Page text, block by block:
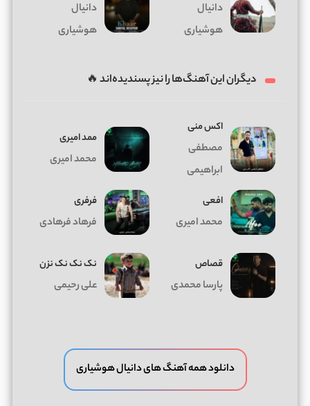
دانیال
هوشیاری
دانیال
هوشیاری
دیگران این آهنگ‌ها را نیز پسندیده‌اند 🔥
اکس منی
مصطفی
ابراهیمی
ممد امیری
محمد امیری
افعی
محمد امیری
فرفری
فرهاد فرهادی
قصاص
پارسا محمدی
نک نک نک نزن
علی رحیمی
دانلود همه آهنگ های دانیال هوشیاری